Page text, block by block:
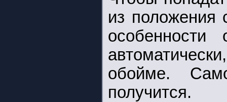
из положения
особенности
обойме.
получится.